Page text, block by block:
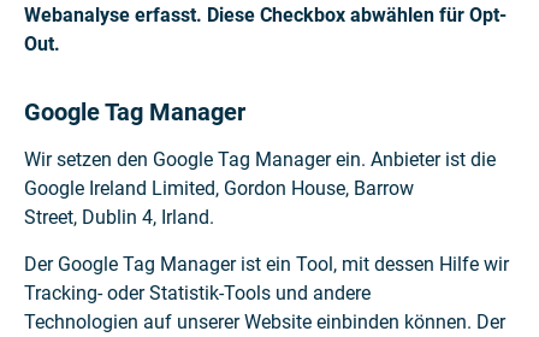
Webanalyse erfasst. Diese Checkbox abwählen für Opt-
Out.
Google Tag Manager
Wir setzen den Google Tag Manager ein. Anbieter ist die
Google Ireland Limited, Gordon House, Barrow
Street, Dublin 4, Irland.
Der Google Tag Manager ist ein Tool, mit dessen Hilfe wir
Tracking- oder Statistik-Tools und andere
Technologien auf unserer Website einbinden können. Der